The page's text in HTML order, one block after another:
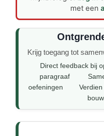
met een
Krijg toegang tot
Direct feedback bij
paragraaf
oefeningen